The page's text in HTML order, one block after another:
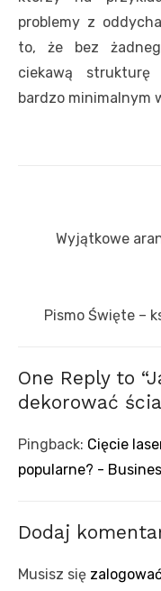
problemy z
to, że bez
ciekawą strukturę
bardzo minimalnym
wpisuPrevious
Wyjątkowe
Next
Pismo Święte –
One Reply to
dekorować
Pingback: Cięcie
popularne? -
Dodaj
Musisz się zalogować